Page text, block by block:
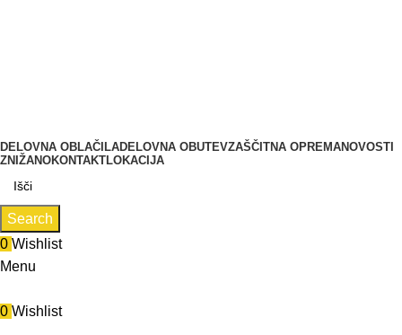
DELOVNA OBLAČILADELOVNA OBUTEVZAŠČITNA OPREMANOVOSTI
ZNIŽANOKONTAKTLOKACIJA
Search
0 Wishlist
Menu
0 Wishlist